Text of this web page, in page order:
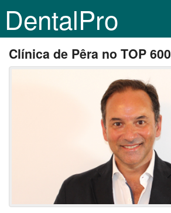
DentalPro
Clínica de Pêra no TOP 600